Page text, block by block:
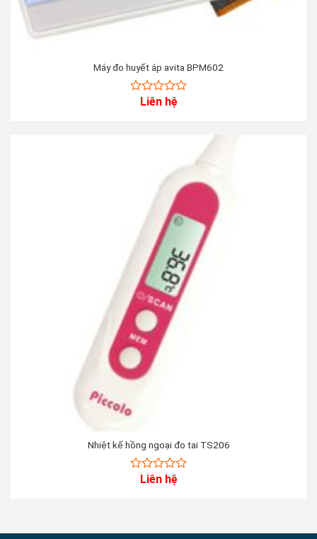
Máy đo huyết áp avita BPM602
Liên hệ
Nhiệt kế hồng ngoại đo tai TS206
Liên hệ